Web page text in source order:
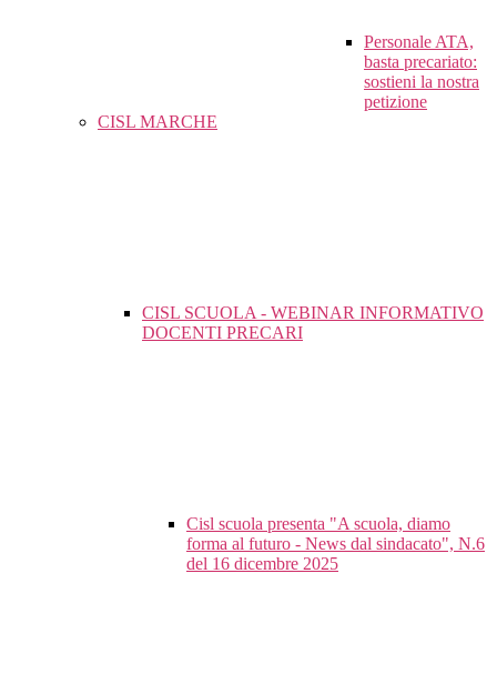
Personale ATA,
basta precariato:
sostieni la nostra
petizione
CISL MARCHE
CISL SCUOLA - WEBINAR INFORMATIVO
DOCENTI PRECARI
Cisl scuola presenta "A scuola, diamo
forma al futuro - News dal sindacato", N.6
del 16 dicembre 2025